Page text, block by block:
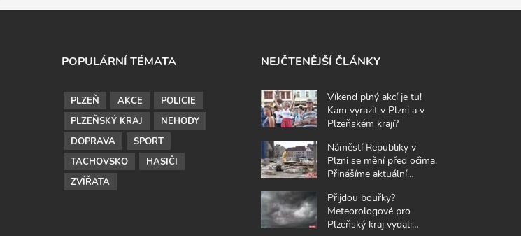
POPULÁRNÍ TÉMATA
PLZEŇ AKCE
POLICIE
PLZEŇSKÝ KRAJ
NEHODY
DOPRAVA
SPORT
TACHOVSKO
HASIČI
ZVÍŘATA
NEJČTENĚJŠÍ ČLÁNKY
Víkend plný akcí je tu!
Kam vyrazit v Plzni a v
Plzeňském kraji?
Náměstí Republiky v
Plzni se mění před očima.
Přinášíme aktuální
Přijdou bouřky?
Meteorologové pro
Plzeňský kraj vydali